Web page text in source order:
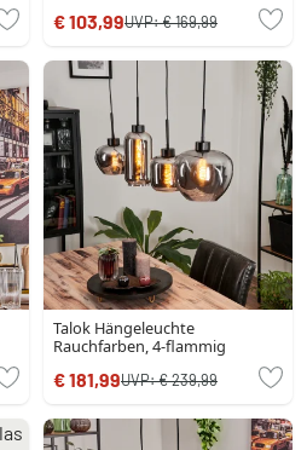
€ 103,99UVP:€ 169,99
Talok Hängeleuchte
Rauchfarben, 4-flammig
€ 181,99UVP:€ 239,99